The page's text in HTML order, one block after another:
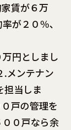
賃が６万
が２０％、
円としまし
.メンテナン
担当しま
戸の管理を
０戸なら余